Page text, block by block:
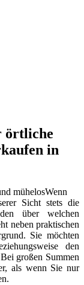
örtliche
in
Wenn
Sicht stets die
über welchen
neben praktischen
Sie möchten
den
großen Summen
als wenn Sie nur